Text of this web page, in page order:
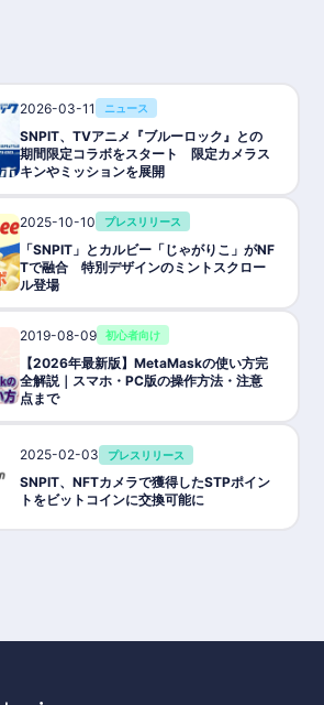
2026-03-11 ニュース
SNPIT、TVアニメ『ブルーロック』との
期間限定コラボをスタート 限定カメラス
キンやミッションを展開
2025-10-10 プレスリリース
「SNPIT」とカルビー「じゃがりこ」がNF
Tで融合 特別デザインのミントスクロー
ル登場
2019-08-09 初心者向け
【2026年最新版】MetaMaskの使い方完
全解説｜スマホ・PC版の操作方法・注意
点まで
2025-02-03 プレスリリース
SNPIT、NFTカメラで獲得したSTPポイン
トをビットコインに交換可能に